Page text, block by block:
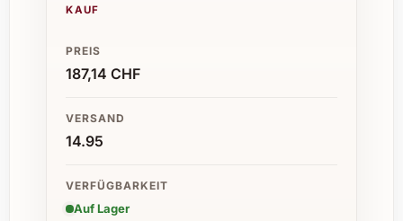
KAUF
PREIS
187,14 CHF
VERSAND
14.95
VERFÜGBARKEIT
Auf Lager